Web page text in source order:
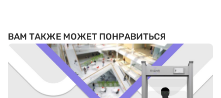
ВАМ ТАКЖЕ МОЖЕТ ПОНРАВИТЬСЯ